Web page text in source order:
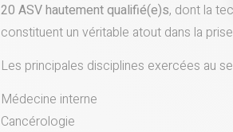
20 ASV hautement qualifié(e)s, dont la
constituent un véritable atout dans la
Les principales disciplines exercées au
Médecine interne
Cancérologie